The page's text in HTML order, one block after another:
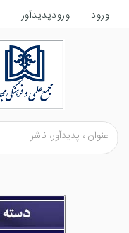
ورود ورودپدیدآور